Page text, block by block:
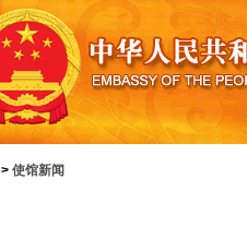
> 使馆新闻